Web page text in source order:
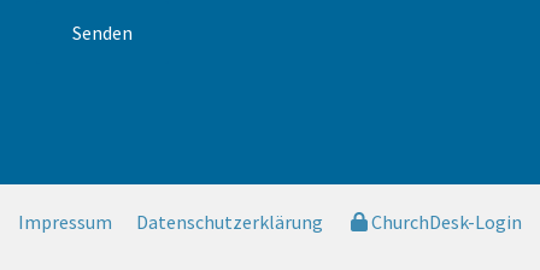
Impressum Datenschutzerklärung ChurchDesk-Login